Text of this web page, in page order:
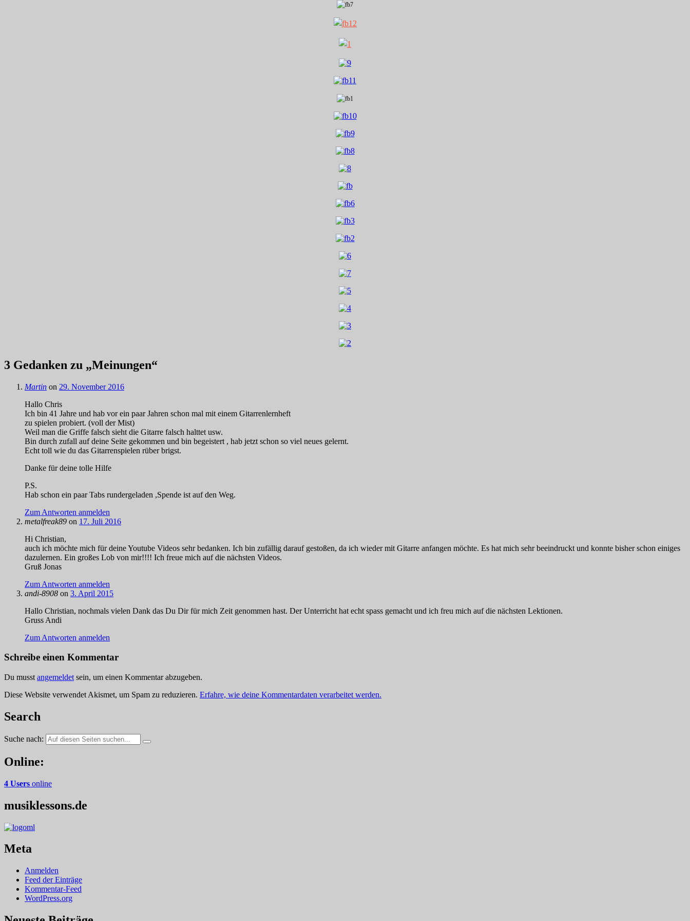
3 Gedanken zu „Meinungen“
Martin on 29. November 2016
Hallo Chris
Ich bin 41 Jahre und hab vor ein paar Jahren schon mal mit einem Gitarrenlernheft
zu spielen probiert. (voll der Mist)
Weil man die Griffe falsch sieht die Gitarre falsch halttet usw.
Bin durch zufall auf deine Seite gekommen und bin begeistert , hab jetzt schon so viel neues gelernt.
Echt toll wie du das Gitarrenspielen rüber brigst.
Danke für deine tolle Hilfe
P.S.
Hab schon ein paar Tabs rundergeladen ,Spende ist auf den Weg.
Zum Antworten anmelden
metalfreak89 on 17. Juli 2016
Hi Christian,
auch ich möchte mich für deine Youtube Videos sehr bedanken. Ich bin zufällig darauf gestoßen, da ich wieder mit Gitarre anfangen möchte. Es hat mich sehr beeindruckt und konnte bisher schon einiges
dazulernen. Ein großes Lob von mir!!!! Ich freue mich auf die nächsten Videos.
Gruß Jonas
Zum Antworten anmelden
andi-8908 on 3. April 2015
Hallo Christian, nochmals vielen Dank das Du Dir für mich Zeit genommen hast. Der Unterricht hat echt spass gemacht und ich freu mich auf die nächsten Lektionen.
Gruss Andi
Zum Antworten anmelden
Schreibe einen Kommentar
Du musst angemeldet sein, um einen Kommentar abzugeben.
Diese Website verwendet Akismet, um Spam zu reduzieren. Erfahre, wie deine Kommentardaten verarbeitet werden.
Search
Suche nach:
Online:
4 Users online
musiklessons.de
Meta
Anmelden
Feed der Einträge
Kommentar-Feed
WordPress.org